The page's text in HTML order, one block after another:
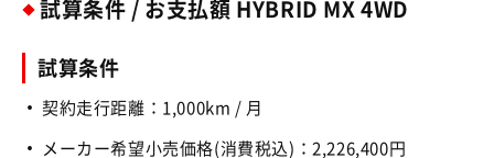
試算条件 / お支払額 HYBRID MX 4WD
試算条件
契約走行距離：1,000km / 月
メーカー希望小売価格(消費税込)：2,226,400円